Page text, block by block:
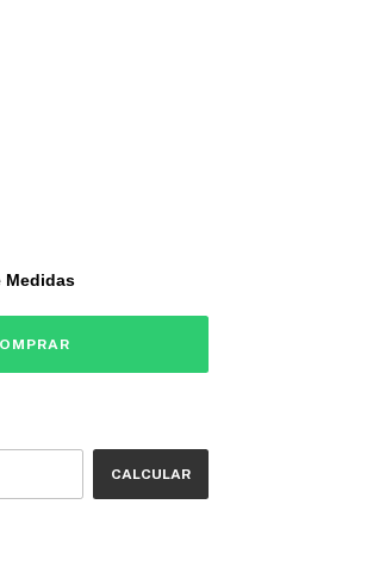
Medidas
CALCULAR